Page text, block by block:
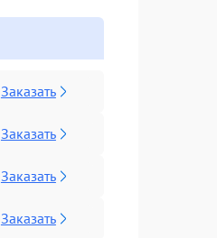
Заказать
Заказать
Заказать
Заказать